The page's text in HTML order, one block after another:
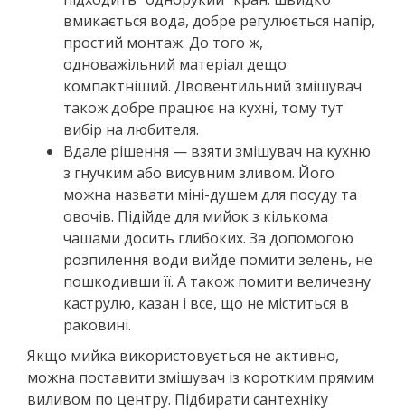
вмикається вода, добре регулюється напір,
простий монтаж. До того ж,
одноважільний матеріал дещо
компактніший. Двовентильний змішувач
також добре працює на кухні, тому тут
вибір на любителя.
Вдале рішення — взяти змішувач на кухню
з гнучким або висувним зливом. Його
можна назвати міні-душем для посуду та
овочів. Підійде для мийок з кількома
чашами досить глибоких. За допомогою
розпилення води вийде помити зелень, не
пошкодивши її. А також помити величезну
каструлю, казан і все, що не міститься в
раковині.
Якщо мийка використовується не активно,
можна поставити змішувач із коротким прямим
виливом по центру. Підбирати сантехніку